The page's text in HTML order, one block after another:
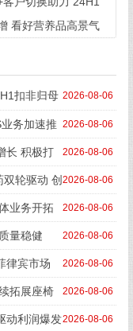
看好营养品高景气
2026-08-06
扣非归母
修复推动业绩高增长
2026-08-06
务加速推
2026-08-06
长 积极打
2026-08-06
轮驱动 创
2026-08-06
业务开拓
2026-08-06
量稳健
2026-08-06
律宾市场
2026-08-06
拓展座椅
2026-08-06
动利润爆发